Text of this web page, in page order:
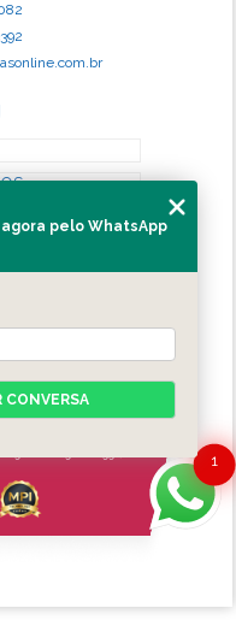
de 19/02/1998) 1
pelo WhatsApp
CONVERSA